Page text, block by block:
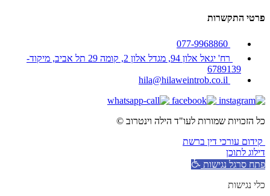
פרטי התקשרות
רח' יגאל אלון 94, מגדל אלון 2, קומה 29 תל אביב, מיקוד-
6789139
כל הזכויות שמורות לעו"ד הילה וינטרוב ©
קידום עורכי דין ברשת
דילוג לתוכן
פתח סרגל נגישות
כלי נגישות